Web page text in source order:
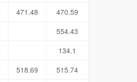
471.48
470.59
554.43
134.1
518.69
515.74